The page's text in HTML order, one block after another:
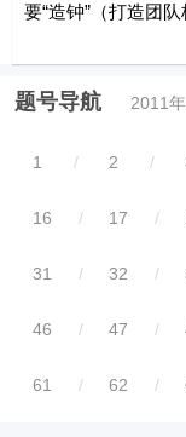
要“造钟”（打造团
题号导航 2011
1 / 2 /
16 / 17 /
31 / 32 /
46 / 47 /
61 / 62 /